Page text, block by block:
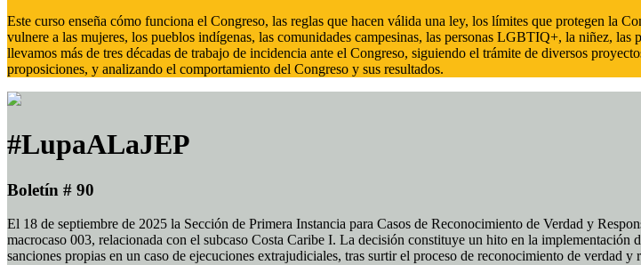
Este curso enseña cómo funciona el Congreso, las reglas que hacen válida una ley, los límites que protegen la
vulnere a las mujeres, los pueblos indígenas, las comunidades campesinas, las personas LGBTIQ+, la niñez,
llevamos más de tres décadas de trabajo de incidencia ante el Congreso, siguiendo el trámite de diversos
proposiciones, y analizando el comportamiento del Congreso y sus resultados.
#LupaALaJEP
Boletín # 90
El 18 de septiembre de 2025 la Sección de Primera Instancia para Casos de Reconocimiento de Verdad y
macrocaso 003, relacionada con el subcaso Costa Caribe I. La decisión constituye un hito en la
sanciones propias en un caso de ejecuciones extrajudiciales, tras surtir el proceso de reconocimiento de verdad y